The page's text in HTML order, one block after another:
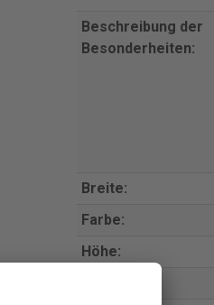
Beschreibung der
Besonderheiten:
Breite:
Farbe:
Höhe: